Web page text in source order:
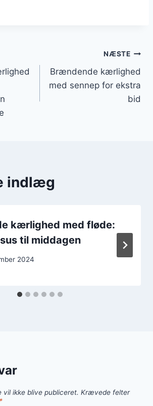
NÆSTE
Brændende kærlighed
med sennep for ekstra
bid
indlæg
kærlighed med fløde:
til middagen
2024
vil ikke blive publiceret. Krævede felter
*